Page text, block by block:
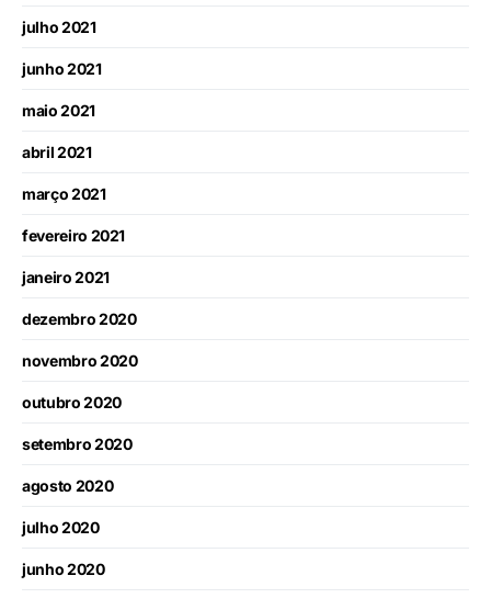
julho 2021
junho 2021
maio 2021
abril 2021
março 2021
fevereiro 2021
janeiro 2021
dezembro 2020
novembro 2020
outubro 2020
setembro 2020
agosto 2020
julho 2020
junho 2020